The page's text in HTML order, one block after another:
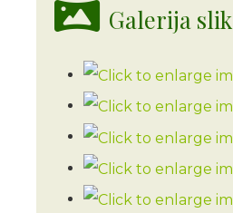
Galerija slik